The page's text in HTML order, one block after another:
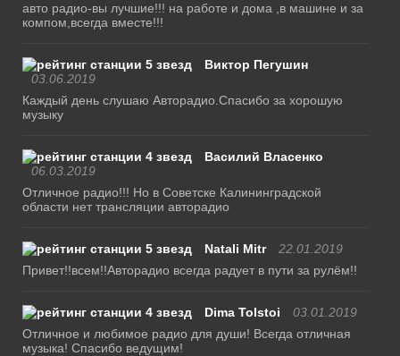
авто радио-вы лучшие!!! на работе и дома ,в машине и за
компом,всегда вместе!!!
Виктор Пегушин
03.06.2019
Каждый день слушаю Авторадио.Спасибо за хорошую
музыку
Василий Власенко
06.03.2019
Отличное радио!!! Но в Советске Калининградской
области нет трансляции авторадио
Natali Mitr
22.01.2019
Привет!!всем!!Авторадио всегда радует в пути за рулём!!
Dima Tolstoi
03.01.2019
Отличное и любимое радио для души! Всегда отличная
музыка! Спасибо ведущим!